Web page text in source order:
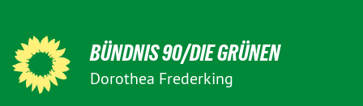
BÜNDNIS 90/DIE GRÜNEN
Dorothea Frederking